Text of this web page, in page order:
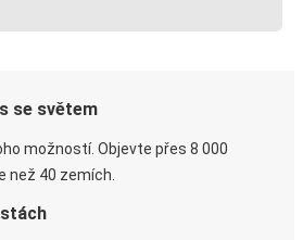
se světem
možností. Objevte přes 8 000
než 40 zemích.